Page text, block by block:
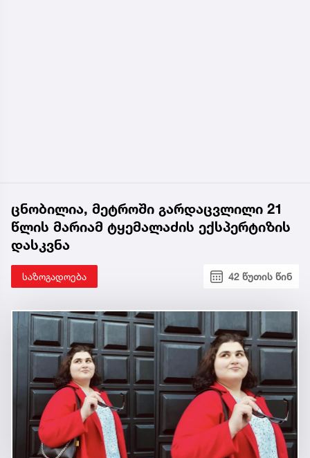
ცნობილია, მეტროში გარდაცვლილი 21
წლის მარიამ ტყემალაძის ექსპერტიზის
დასკვნა
საზოგადოება 42 წუთის წინ